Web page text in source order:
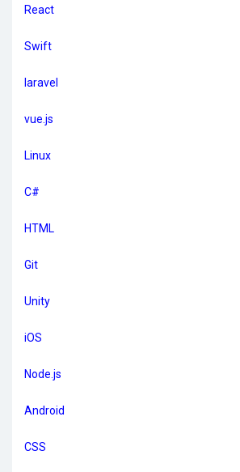
React
Swift
laravel
vue.js
Linux
C#
HTML
Git
Unity
iOS
Node.js
Android
CSS